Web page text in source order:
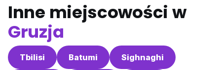
Inne miejscowości w
Gruzja
Tbilisi Batumi Sighnaghi